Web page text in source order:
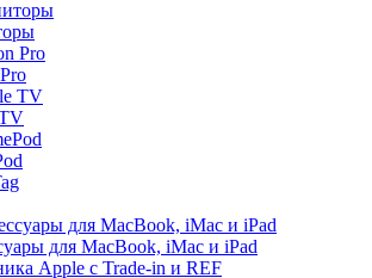
для MacBook, iMac и iPad